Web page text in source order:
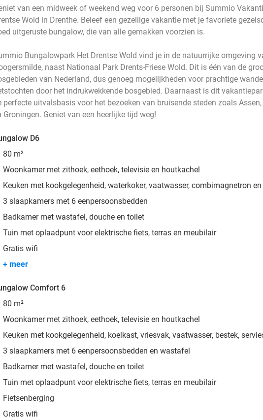
van een midweek of weekend weg voor 6 personen bij Summio
Wold in Drenthe. Beleef een gezellige vakantie met je favoriete
uitgeruste bungalow, die van alle gemakken voorzien is.
Bungalowpark Het Drentse Wold vind je in de natuurrijke omgeving
naast Nationaal Park Drents-Friese Wold. Dit is één van de
van Nederland, dus genoeg mogelijkheden voor prachtige
door het indrukwekkende bosgebied. Daarnaast is dit
perfecte uitvalsbasis voor het bezoeken van bruisende steden zoals Assen,
Groningen. Geniet van een heerlijke tijd weg!
D6
80 m²
Woonkamer met zithoek, eethoek, televisie en houtkachel
Keuken met kookgelegenheid, waterkoker, vaatwasser, combimagnetron
3 slaapkamers met 6 eenpersoonsbedden
Badkamer met wastafel, douche en toilet
Tuin met oplaadpunt voor elektrische fiets, terras en meubilair
Gratis wifi
+ meer
Comfort 6
80 m²
Woonkamer met zithoek, eethoek, televisie en houtkachel
Keuken met kookgelegenheid, koelkast, vriesvak, vaatwasser, bestek,
3 slaapkamers met 6 eenpersoonsbedden en wastafel
Badkamer met wastafel, douche en toilet
Tuin met oplaadpunt voor elektrische fiets, terras en meubilair
Fietsenberging
Gratis wifi